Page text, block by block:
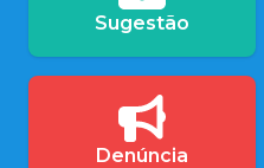
Sugestão
Denúncia